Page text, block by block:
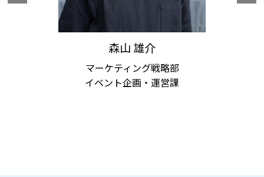
森山 雄介
マーケティング戦略部
イベント企画・運営課